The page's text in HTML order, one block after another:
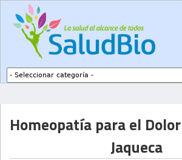
Homeopatía para el
Jaqueca